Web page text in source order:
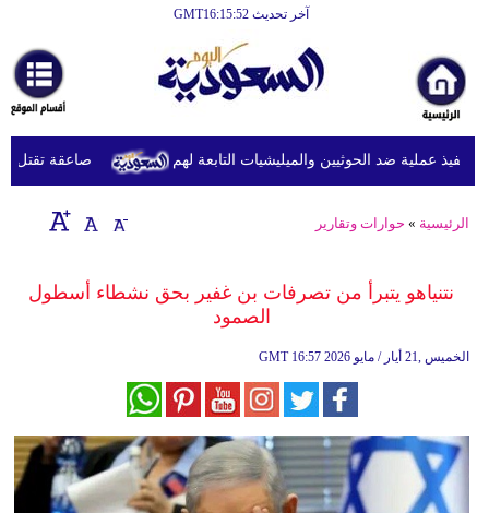
آخر تحديث GMT16:15:52
أخبارعاجلة
رياضة
ثقافة
إقتصاد
وموسيقى
سياحة
وسفر
صاعقة تقتل لاعبا تايلانديا عملية ضد الحوثيين والميليشيات التابعة لهم
الرئيسية » حوارات وتقارير
نتنياهو يتبرأ من تصرفات بن غفير بحق نشطاء أسطول
الصمود
GMT 16:57 2026 الخميس ,21 أيار / مايو